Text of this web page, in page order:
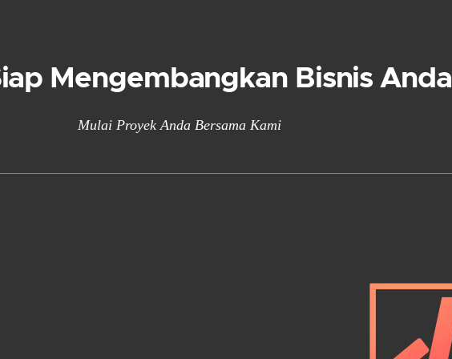
Mengembangkan Bisnis Anda
Mulai Proyek Anda Bersama Kami